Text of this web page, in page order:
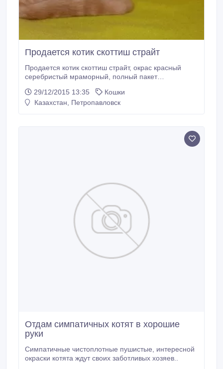
Продается котик скоттиш страйт
Продается котик скоттиш страйт, окрас красный
серебристый мраморный, полный пакет
Дата рождения 19.07.15. В линиях крови таких
питомников, как Kinross, Silver Sharm, Маргана
29/12/2015 13:35
Кошки
Казахстан, Петропавловск
Отдам симпатичных котят в хорошие
руки
Симпатичные чистоплотные пушистые, интересной
окраски котята ждут своих заботливых хозяев..